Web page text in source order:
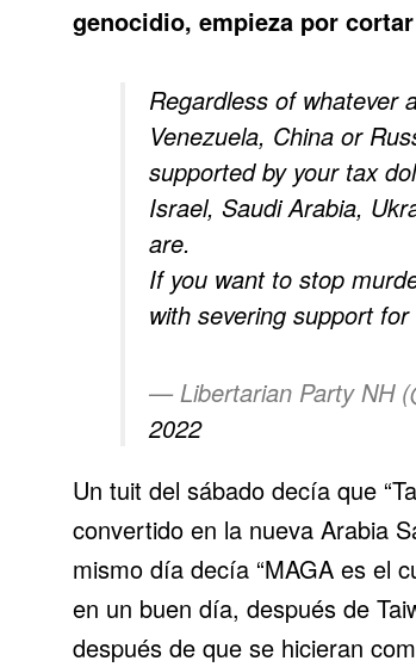
genocidio, empieza por
Regardless of whatever
Venezuela, China or
supported by your tax
Israel, Saudi Arabia,
are.
If you want to stop
with severing support
— Libertarian Party NH
2022
Un tuit del sábado decía que
convertido en la nueva Arabia
mismo día decía “MAGA es el
en un buen día, después de
después de que se hicieran